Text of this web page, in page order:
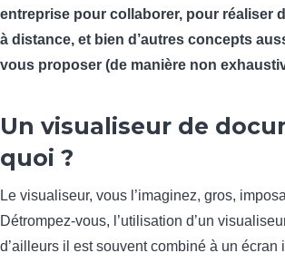
entreprise pour collaborer, pour réaliser
à distance, et bien d’autres concepts
vous proposer (de manière non
Un visualiseur de
quoi ?
Le visualiseur, vous l’imaginez, gros,
Détrompez-vous, l’utilisation d’un
d’ailleurs il est souvent combiné à un écran